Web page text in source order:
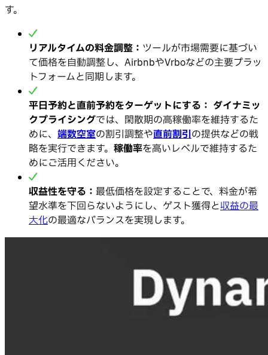
す。
リアルタイムの料金調整： ツールが市場需要に基づい
て価格を自動調整し、AirbnbやVrboなどの主要プラッ
トフォームと同期します。
平日予約と直前予約をターゲットにする： ダイナミッ
クプライシングでは、閑散期の高稼働率を維持するた
めに、 端数空室の割引調整や直前割引の提供などの戦
略を実行できます。 稼働率を高いレベルで維持するた
めにご活用ください。
収益性を守る： 最低価格を設定することで、料金が希
望水準を下回らないようにし、ゲスト獲得と収益の最
大化の最適なバランスを実現します。